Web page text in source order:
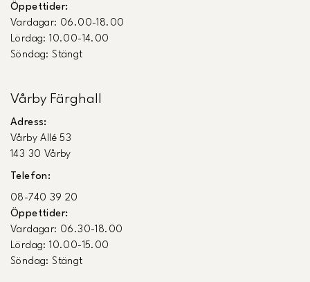
Öppettider:
Vardagar: 06.00-18.00
Lördag: 10.00-14.00
Söndag: Stängt
Vårby Färghall
Adress:
Vårby Allé 53
143 30 Vårby
Telefon:
08-740 39 20
Öppettider:
Vardagar: 06.30-18.00
Lördag: 10.00-15.00
Söndag: Stängt